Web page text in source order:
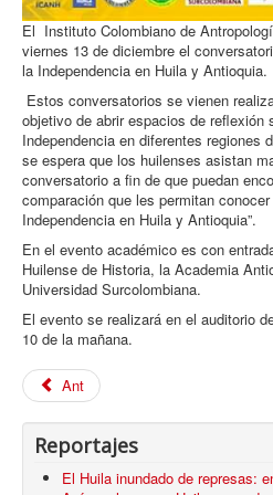
El Instituto Colombiano de
viernes 13 de diciembre el
la Independencia en Huila y Antioquia.
Estos conversatorios se vienen
objetivo de abrir espacios de reflexión
Independencia en diferentes regiones
se espera que los huilenses asistan
conversatorio a fin de que puedan
comparación que les permitan
Independencia en Huila y Antioquia”.
En el evento académico es con
Huilense de Historia, la Academia
Universidad Surcolombiana.
El evento se realizará en el auditorio
10 de la mañana.
Ant
Reportajes
El Huila inundado de represas: